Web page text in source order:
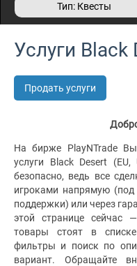
Тип: Квесты
Услуги Black
Продать услуги
На бирже PlayNTrade
услуги Black Desert
безопасно, ведь все
игроками напрямую
поддержки) или через
этой странице сейчас
товары стоят в
фильтры и поиск по
вариант. Обращайте